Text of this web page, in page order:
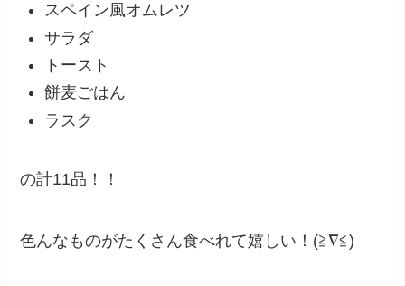
スペイン風オムレツ
サラダ
トースト
餅麦ごはん
ラスク
の計11品！！
色んなものがたくさん食べれて嬉しい！(≧∇≦)